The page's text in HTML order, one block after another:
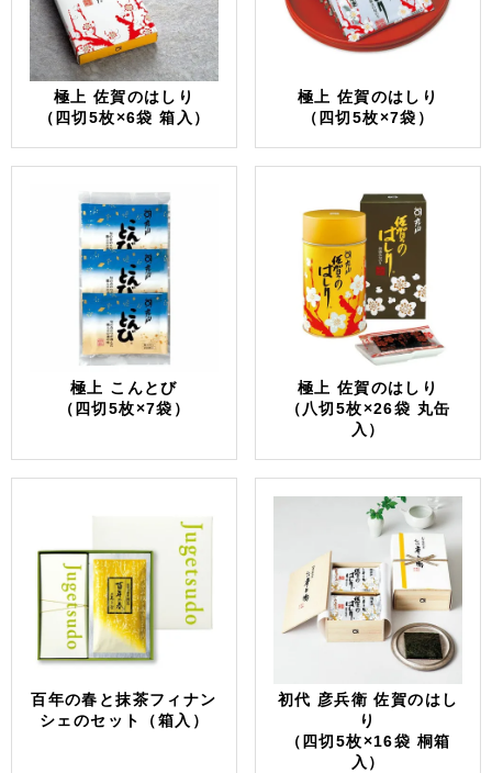
極上 佐賀のはしり
（四切5枚×6袋 箱入）
極上 佐賀のはしり
（四切5枚×7袋）
極上 こんとび
（四切5枚×7袋）
極上 佐賀のはしり
（八切5枚×26袋 丸缶
入）
百年の春と抹茶フィナン
シェのセット（箱入）
初代 彦兵衛 佐賀のはし
り
（四切5枚×16袋 桐箱
入）